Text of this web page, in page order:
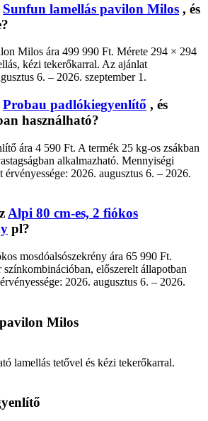
Sunfun lamellás pavilon Milos , és
Milos ára 499 990 Ft. Mérete 294 × 294
kézi tekerőkarral. Az ajánlat
6. – 2026. szeptember 1.
Probau padlókiegyenlítő , és
használható?
ára 4 590 Ft. A termék 25 kg-os zsákban
alkalmazható. Mennyiségi
2026. augusztus 6. – 2026.
Alpi 80 cm-es, 2 fiókos
pl?
mosdóalsószekrény ára 65 990 Ft.
előszerelt állapotban
2026. augusztus 6. – 2026.
Milos
lamellás tetővel és kézi tekerőkarral.